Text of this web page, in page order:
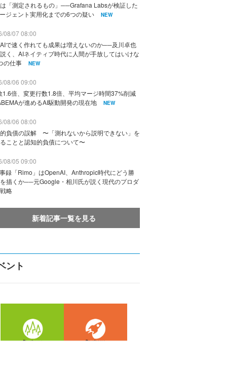
「測定されるもの」──Grafana Labsが検証した
ジェント実用化までの6つの疑い
NEW
08/07 08:00
で速く作れても成果は増えないのか──及川卓也
く、AIネイティブ時代に人間が手放してはいけな
の仕事
NEW
08/06 09:00
1.6倍、変更行数1.8倍、平均マージ時間37%削減
が進めるAI駆動開発の現在地
NEW
08/06 08:00
負債の誤解 〜「測れないから説明できない」を
ことと認知的負債について〜
08/05 09:00
録「Rimo」はOpenAI、Anthropic時代にどう勝
描くか──元Google・相川氏が説く現代のプロダ
略
新着記事一覧を見る
ント